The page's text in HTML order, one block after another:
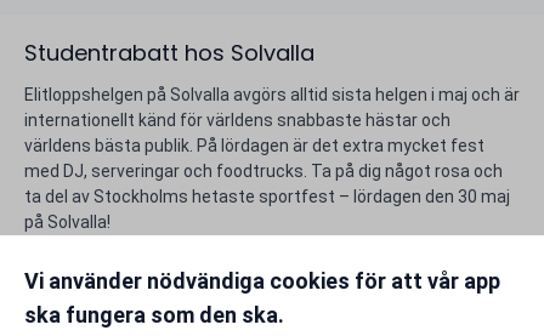
Studentrabatt hos Solvalla
Elitloppshelgen på Solvalla avgörs alltid sista helgen i maj och är
internationellt känd för världens snabbaste hästar och
världens bästa publik. På lördagen är det extra mycket fest
med DJ, serveringar och foodtrucks. Ta på dig något rosa och
ta del av Stockholms hetaste sportfest – lördagen den 30 maj
på Solvalla!
rikare.
Vi använder nödvändiga cookies för att vår app
ska fungera som den ska.